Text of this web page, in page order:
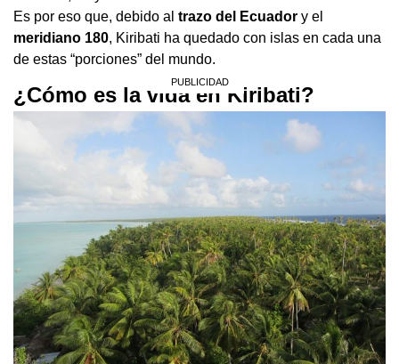
Es por eso que, debido al trazo del Ecuador y el
meridiano 180, Kiribati ha quedado con islas en cada una
de estas “porciones” del mundo.
¿Cómo es la vida en Kiribati?